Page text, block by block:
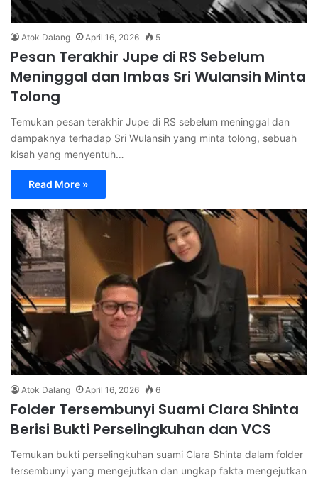
Atok Dalang April 16, 2026 5
Pesan Terakhir Jupe di RS Sebelum
Meninggal dan Imbas Sri Wulansih Minta
Tolong
Temukan pesan terakhir Jupe di RS sebelum meninggal dan
dampaknya terhadap Sri Wulansih yang minta tolong, sebuah
kisah yang menyentuh…
Read More »
Atok Dalang April 16, 2026 6
Folder Tersembunyi Suami Clara Shinta
Berisi Bukti Perselingkuhan dan VCS
Temukan bukti perselingkuhan suami Clara Shinta dalam folder
tersembunyi yang mengejutkan dan ungkap fakta mengejutkan